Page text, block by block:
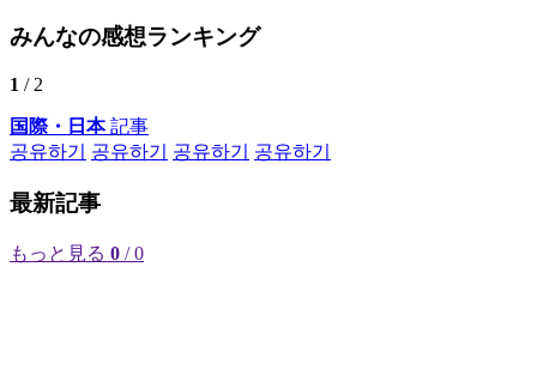
みんなの感想ランキング
1 / 2
国際・日本記事
공유하기
공유하기 공유하기 공유하기
最新記事
もっと見る 0 / 0